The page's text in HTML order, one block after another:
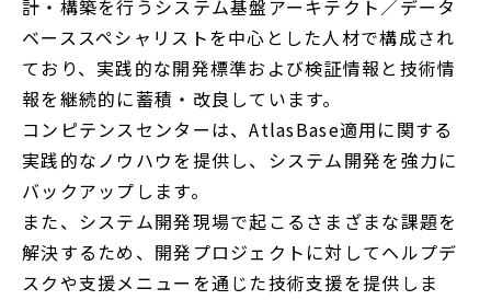
計・構築を行うシステム基盤アーキテクト／データ
ベーススペシャリストを中心とした人材で構成され
ており、実践的な開発標準および検証情報と技術情
報を継続的に蓄積・改良しています。
コンピテンスセンターは、AtlasBase適用に関する
実践的なノウハウを提供し、システム開発を強力に
バックアップします。
また、システム開発現場で起こるさまざまな課題を
解決するため、開発プロジェクトに対してヘルプデ
スクや支援メニューを通じた技術支援を提供しま